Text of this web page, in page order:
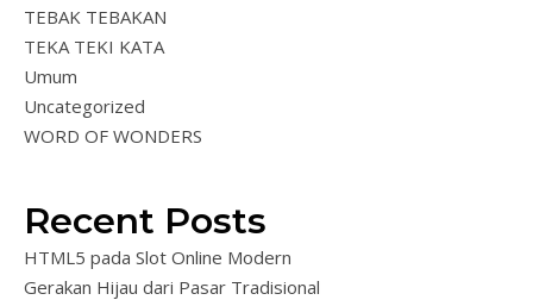
TEBAK TEBAKAN
TEKA TEKI KATA
Umum
Uncategorized
WORD OF WONDERS
Recent Posts
HTML5 pada Slot Online Modern
Gerakan Hijau dari Pasar Tradisional